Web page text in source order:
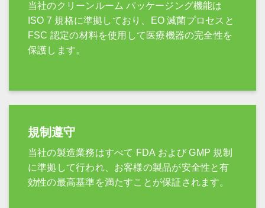
当社のクリーンルーム パッケージング機能は
ISO 7 規格に準拠しており、EO 滅菌プロセスと
FSC 認定の材料を使用して医療機器の完全性を
保護します。
規制遵守
当社の製造業務はすべて FDA および GMP 規制
に準拠して行われ、お客様の製品が安全性と有
効性の最高基準を満たすことが保証されます。